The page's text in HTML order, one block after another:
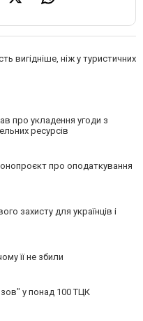
вигідніше, ніж у туристичних
про укладення угоди з
ресурсів
про оподаткування
захисту для українців і
її не збили
у понад 100 ТЦК